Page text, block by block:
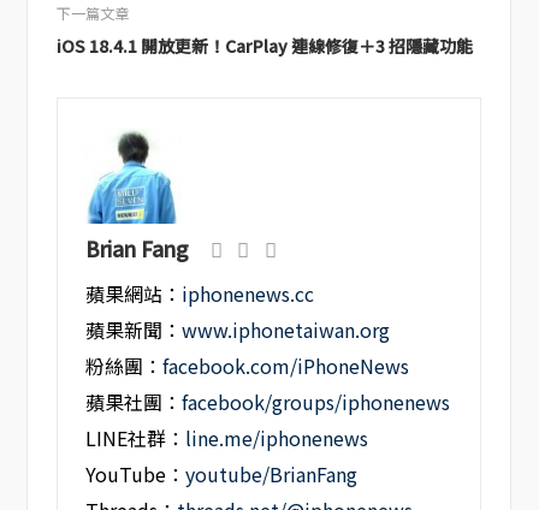
下一篇文章
iOS 18.4.1 開放更新！CarPlay 連線修復＋3 招隱藏功能
Brian Fang
蘋果網站： iphonenews.cc
蘋果新聞：www.iphonetaiwan.org
粉絲團：facebook.com/iPhoneNews
蘋果社團：facebook/groups/iphonenews
LINE社群： line.me/iphonenews
YouTube：youtube/BrianFang